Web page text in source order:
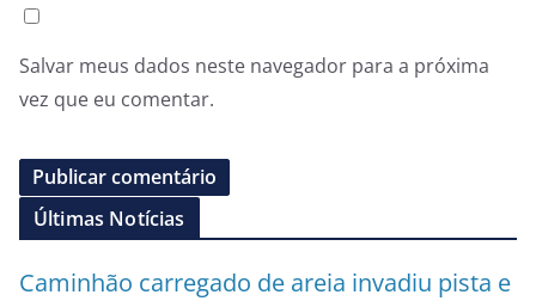
Salvar meus dados neste navegador para a próxima
vez que eu comentar.
Últimas Notícias
Caminhão carregado de areia invadiu pista e